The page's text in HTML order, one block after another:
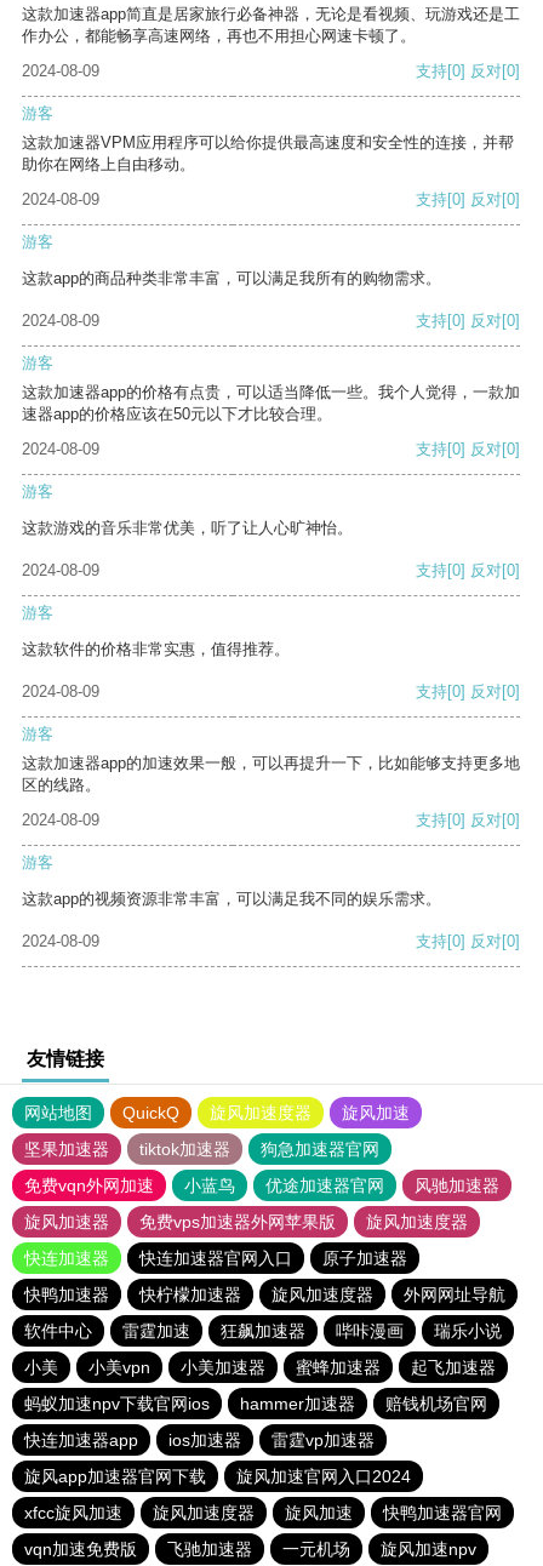
这款加速器app简直是居家旅行必备神器，无论是看视频、玩游戏还是工
作办公，都能畅享高速网络，再也不用担心网速卡顿了。
2024-08-09
支持[0] 反对[0]
游客
这款加速器VPM应用程序可以给你提供最高速度和安全性的连接，并帮
助你在网络上自由移动。
2024-08-09
支持[0] 反对[0]
游客
这款app的商品种类非常丰富，可以满足我所有的购物需求。
2024-08-09 支持[0] 反对[0]
游客
这款加速器app的价格有点贵，可以适当降低一些。我个人觉得，一款加
速器app的价格应该在50元以下才比较合理。
2024-08-09
支持[0] 反对[0]
游客
这款游戏的音乐非常优美，听了让人心旷神怡。
2024-08-09 支持[0] 反对[0]
游客
这款软件的价格非常实惠，值得推荐。
2024-08-09 支持[0] 反对[0]
游客
这款加速器app的加速效果一般，可以再提升一下，比如能够支持更多地
区的线路。
2024-08-09
支持[0] 反对[0]
游客
这款app的视频资源非常丰富，可以满足我不同的娱乐需求。
2024-08-09 支持[0] 反对[0]
友情链接
网站地图 QuickQ 旋风加速度器
旋风加速
坚果加速器
tiktok加速器
狗急加速器官网
免费vqn外网加速
小蓝鸟 优途加速器官网
风驰加速器
旋风加速器
免费vps加速器外网苹果版
旋风加速度器
快连加速器
快连加速器官网入口
原子加速器
快鸭加速器
快柠檬加速器 旋风加速度器
外网网址导航
软件中心
雷霆加速 狂飙加速器 哔咔漫画
瑞乐小说
小美
小美vpn 小美加速器 蜜蜂加速器
起飞加速器
蚂蚁加速npv下载官网ios
hammer加速器
赔钱机场官网
快连加速器app
ios加速器
雷霆vp加速器
旋风app加速器官网下载
旋风加速官网入口2024
xfcc旋风加速
旋风加速度器 旋风加速
快鸭加速器官网
vqn加速免费版
飞驰加速器 一元机场 旋风加速npv